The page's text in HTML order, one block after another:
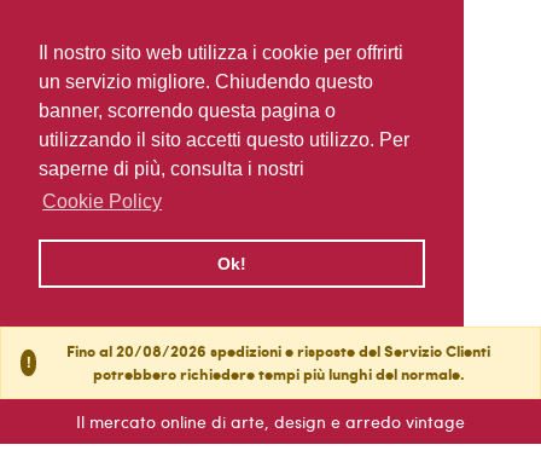
Il nostro sito web utilizza i cookie per offrirti
un servizio migliore. Chiudendo questo
banner, scorrendo questa pagina o
utilizzando il sito accetti questo utilizzo. Per
saperne di più, consulta i nostri
Cookie Policy
Ok!
!
Fino al 20/08/2026 spedizioni e risposte del Servizio Clienti
potrebbero richiedere tempi più lunghi del normale.
Il mercato online di arte, design e arredo vintage